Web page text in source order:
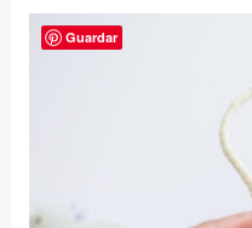
Guardar